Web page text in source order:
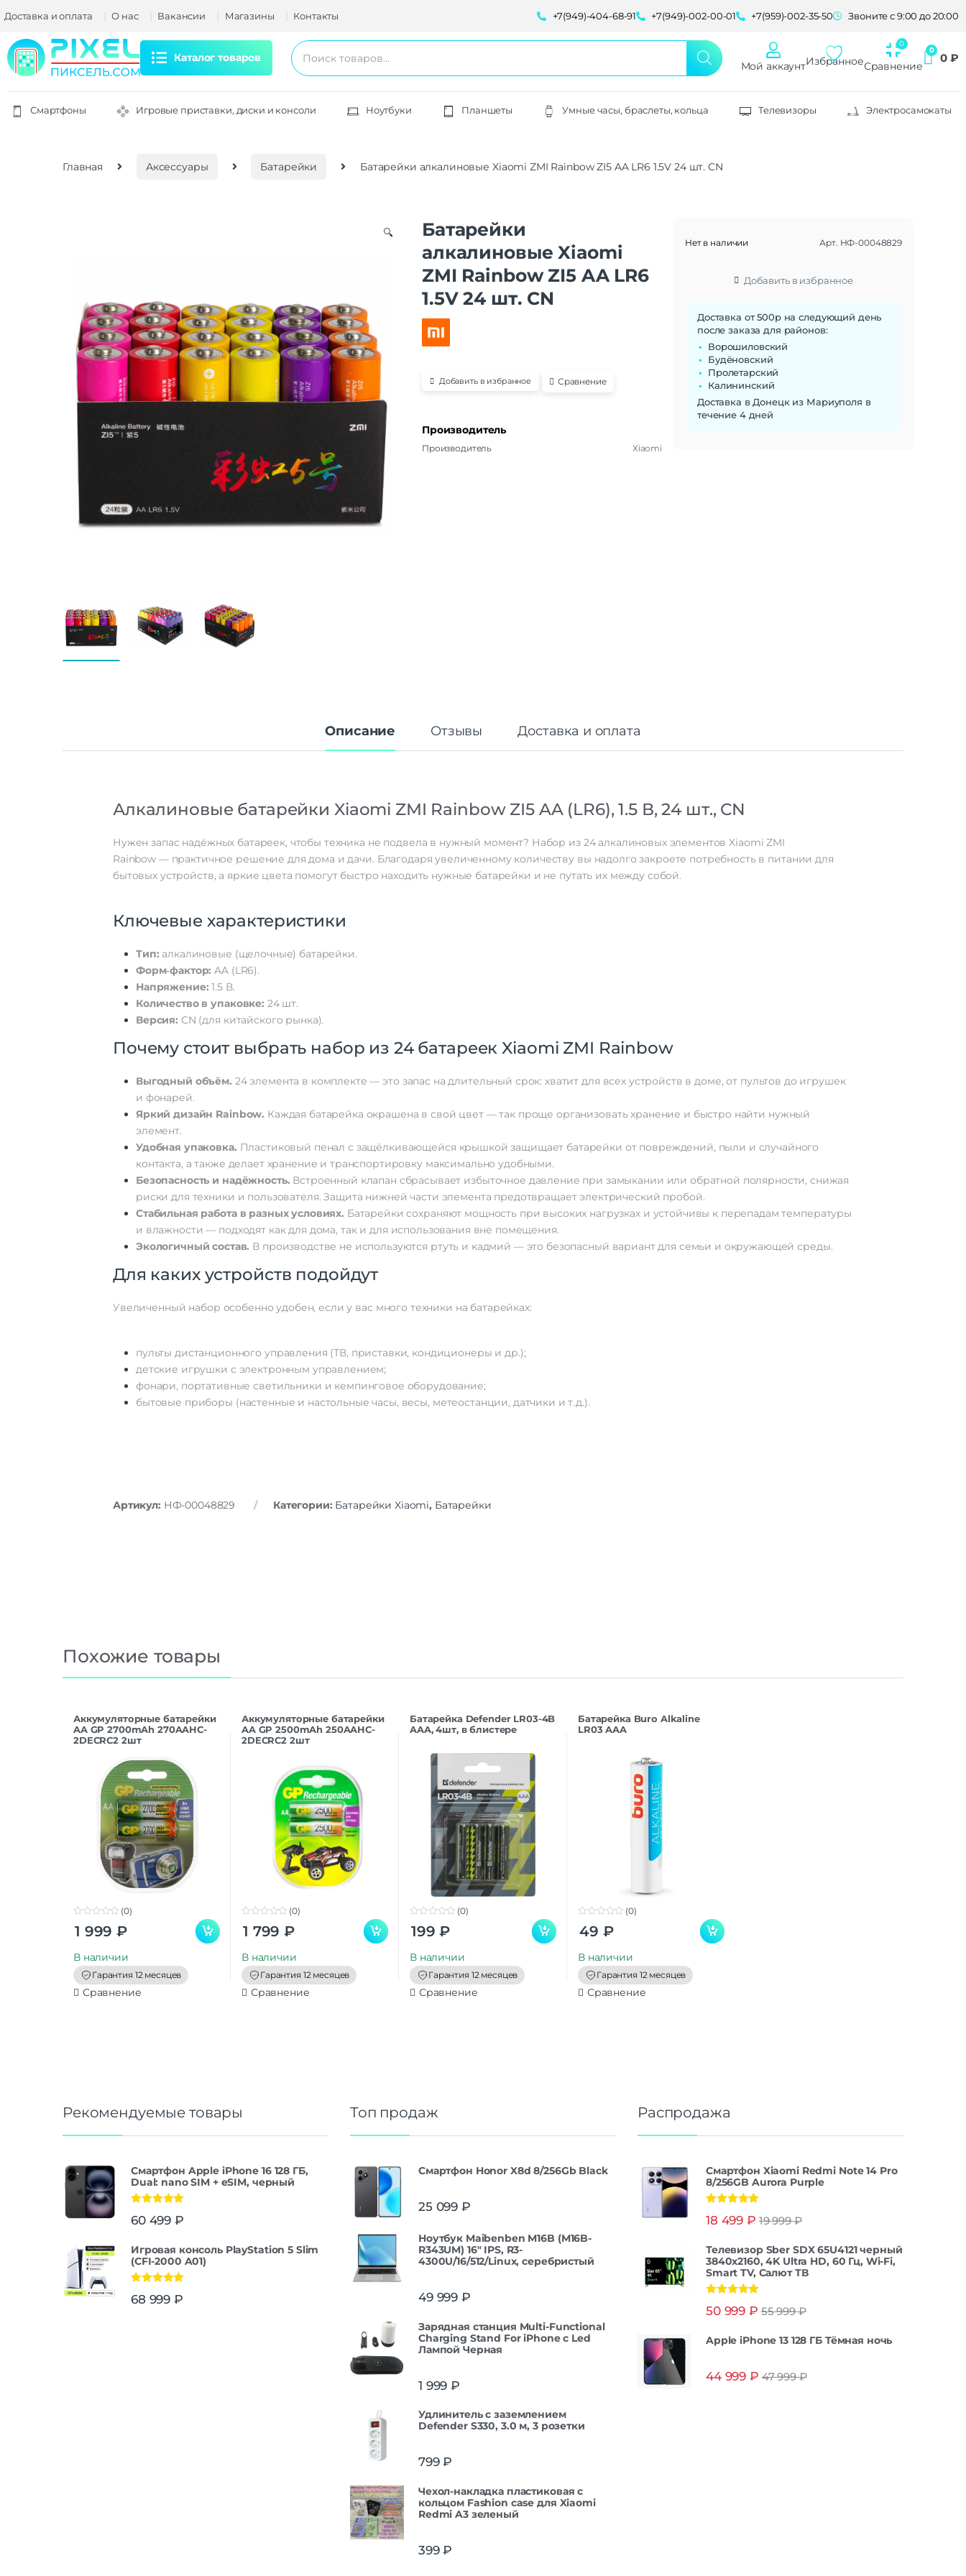
Доставка и оплата О нас Вакансии Магазины Контакты +7(949)-404-68-91 +7(949)-002-00-01 +7(959)-002-35-50 Звоните с 9:00 до 20:00
Каталог товаров
Мой аккаунтИзбранноеСравнение
0 ₽
Смартфоны Игровые приставки, диски и консоли Ноутбуки Планшеты Умные часы, браслеты, кольца Телевизоры Электросамокаты
Главная Аксессуары Батарейки Батарейки алкалиновые Xiaomi ZMI Rainbow ZI5 AA LR6 1.5V 24 шт. CN
🔍
Батарейки
алкалиновые Xiaomi
ZMI Rainbow ZI5 AA LR6
1.5V 24 шт. CN
Добавить в избранное Сравнение
Производитель
Производитель Xiaomi
Нет в наличии Арт. НФ-00048829
Добавить в избранное
Доставка от 500р на следующий день
после заказа для районов:
Ворошиловский
Будёновский
Пролетарский
Калининский
Доставка в Донецк из Мариуполя в
течение 4 дней
Описание Отзывы Доставка и оплата
Алкалиновые батарейки Xiaomi ZMI RainbowZI5AA(LR6), 1.5В, 24 шт., CN
Нужен запас надёжных батареек, чтобы техника не подвела в нужный момент? Набор из24алкалиновыхэлементов Xiaomi ZMI
Rainbow — практичное решение для дома и дачи. Благодаря увеличенномуколичеству вы надолго закроете потребностьв питании для
бытовых устройств, а яркие цвета помогутбыстро находить нужные батарейки и не путать ихмежду собой.
Ключевые характеристики
Тип: алкалиновые (щелочные) батарейки.
Форм‑фактор: AA(LR6).
Напряжение: 1.5В.
Количествов упаковке: 24шт.
Версия: CN (для китайского рынка).
Почему стоитвыбрать набор из 24батареек Xiaomi ZMI Rainbow
Выгодный объём. 24элемента в комплекте — это запас на длительный срок: хватит для всехустройств в доме, от пультов до игрушек
и фонарей.
Яркий дизайн Rainbow. Каждая батарейка окрашена в свой цвет— так проще организоватьхранение и быстро найти нужный
элемент.
Удобная упаковка. Пластиковый пенал с защёлкивающейся крышкой защищает батарейки отповреждений, пыли и случайного
контакта, а также делаетхранение и транспортировкумаксимально удобными.
Безопасность и надёжность. Встроенный клапан сбрасывает избыточное давление при замыкании или обратной полярности, снижая
риски для техники и пользователя. Защита нижней части элемента предотвращаетэлектрический пробой.
Стабильная работав разныхусловиях. Батарейки сохраняют мощностьпри высоких нагрузкахи устойчивы к перепадам температуры
и влажности — подходяткакдля дома, таки для использования вне помещения.
Экологичный состав. В производстве не используются ртуть и кадмий — это безопасный вариантдля семьи и окружающей среды.
Для какихустройств подойдут
Увеличенный набор особенно удобен, если у вас много техники на батарейках:
пульты дистанционного управления (ТВ, приставки, кондиционеры и др.);
детские игрушки с электронным управлением;
фонари, портативные светильники и кемпинговое оборудование;
бытовые приборы (настенные и настольные часы, весы, метеостанции, датчики и т.д.).
Артикул: НФ-00048829 Категории: Батарейки Xiaomi, Батарейки
Похожие товары
Аккумуляторные батарейки
AA GP 2700mAh 270AAHC-
2DECRC2 2шт
o
(0)
1 999 ₽
В наличии
Гарантия 12 месяцев
Сравнение
Аккумуляторные батарейки
AA GP 2500mAh 250AAHC-
2DECRC2 2шт
o
(0)
1 799 ₽
В наличии
Гарантия 12 месяцев
Сравнение
Батарейка Defender LR03-4B
AAA, 4шт, в блистере
o
(0)
199 ₽
В наличии
Гарантия 12 месяцев
Сравнение
Батарейка Buro Alkaline
LR03 AAA
o
o
(0)
49 ₽
В наличии
Гарантия 12 месяцев
Сравнение
Рекомендуемые товары
Смартфон Apple iPhone 16 128 ГБ,
Dual: nano SIM + eSIM, черный
из 5
60 499 ₽
Игровая консоль PlayStation 5 Slim
(CFI-2000 A01)
из 5
68 999 ₽
Топ продаж
Смартфон Honor X8d 8/256Gb Black
25 099 ₽
Ноутбук Maibenben M16B (M16B-
R343UM) 16" IPS, R3-
4300U/16/512/Linux, серебристый
49 999 ₽
Зарядная станция Multi-Functional
Charging Stand For iPhone с Led
Лампой Черная
1 999 ₽
Удлинитель с заземлением
Defender S330, 3.0 м, 3 розетки
799₽
Чехол-накладка пластиковая с
кольцом Fashion case для Xiaomi
Redmi A3 зеленый
399₽
Распродажа
Смартфон Xiaomi Redmi Note 14 Pro
8/256GB Aurora Purple
из 5
18 499 ₽ 19 999₽
Телевизор Sber SDX 65U4121 черный
3840x2160, 4K Ultra HD, 60 Гц, Wi-Fi,
Smart TV, Салют ТВ
из 5
50 999 ₽ 55 999₽
Apple iPhone 13 128 ГБ Тёмная ночь
44 999 ₽ 47 999₽